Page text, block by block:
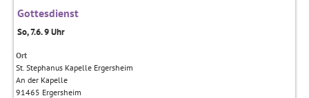
Gottesdienst
So, 7.6. 9 Uhr
Ort
St. Stephanus Kapelle Ergersheim
An der Kapelle
91465 Ergersheim